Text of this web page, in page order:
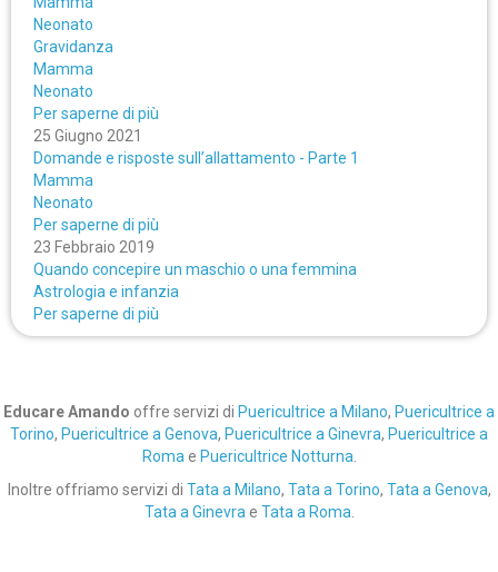
Neonato
Gravidanza
Mamma
Neonato
Per saperne di più
25 Giugno 2021
Domande e risposte sull’allattamento - Parte 1
Mamma
Neonato
Per saperne di più
23 Febbraio 2019
Quando concepire un maschio o una femmina
Astrologia e infanzia
Per saperne di più
Educare Amando offre servizi di Puericultrice a Milano, Puericultrice a
Torino, Puericultrice a Genova, Puericultrice a Ginevra, Puericultrice a
Roma e Puericultrice Notturna
Inoltre offriamo servizi di Tata a Milano, Tata a Torino, Tata a Genova,
Tata a Ginevra e Tata a Roma